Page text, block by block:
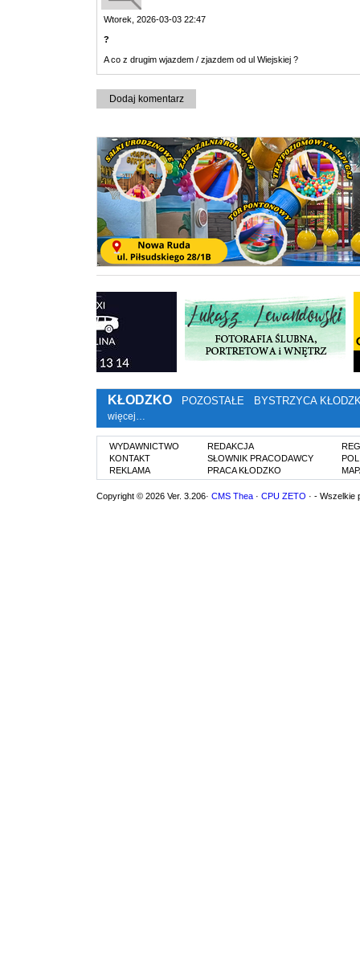
Wtorek, 2026-03-03 22:47
?
A co z drugim wjazdem / zjazdem od ul Wiejskiej ?
Dodaj komentarz
KŁODZKO POZOSTAŁE BYSTRZYCA
więcej…
WYDAWNICTWO
KONTAKT
REKLAMA
REDAKCJA
SŁOWNIK PRACODAWCY
PRACA KŁODZKO
Copyright © 2026 Ver. 3.206· CMS Thea · CPU ZETO · - Wszelkie